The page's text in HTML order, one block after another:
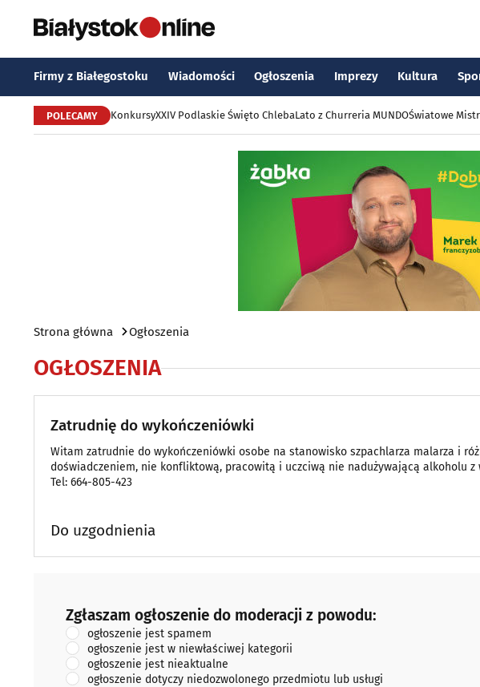
Firmy z Białegostoku Wiadomości Ogłoszenia Imprezy Kultura
POLECAMY KonkursyXXIV Podlaskie Święto ChlebaLato z Churreria MUNDOŚwiatowe
Strona główna Ogłoszenia
OGŁOSZENIA
Zatrudnię do wykończeniówki
Witam zatrudnie do wykończeniówki osobe na stanowisko szpachlarza malarza i
doświadczeniem, nie konfliktową, pracowitą i uczciwą nie nadużywającą alkoholu
Tel: 664-805-423
Do uzgodnienia
Zgłaszam ogłoszenie do moderacji z powodu:
Zgłaszam ogłoszenie do moderacji z powodu:
ogłoszenie jest spamem
ogłoszenie jest w niewłaściwej kategorii
ogłoszenie jest nieaktualne
ogłoszenie dotyczy niedozwolonego przedmiotu lub usługi